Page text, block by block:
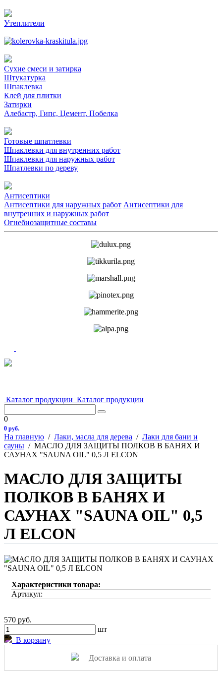
Утеплители
Сухие смеси и затирка
Штукатурка
Шпаклевка
Клей для плитки
Затирки
Алебастр, Гипс, Цемент, Побелка
Готовые шпатлевки
Шпаклевки для внутренних работ
Шпаклевки для наружных работ
Шпатлевки по дереву
Антисептики
Антисептики для наружных работ Антисептики для
внутренних и наружных работ
Огнебиозащитные составы
Каталог продукции Каталог продукции
0
0 руб.
На главную / Лаки, масла для дерева / Лаки для бани и
сауны / МАСЛО ДЛЯ ЗАЩИТЫ ПОЛКОВ В БАНЯХ И
САУНАХ "SAUNA OIL" 0,5 Л ELCON
МАСЛО ДЛЯ ЗАЩИТЫ
ПОЛКОВ В БАНЯХ И
САУНАХ "SAUNA OIL" 0,5
Л ELCON
Характеристики товара:
Артикул:
570 руб.
шт
В корзину
Доставка и оплата